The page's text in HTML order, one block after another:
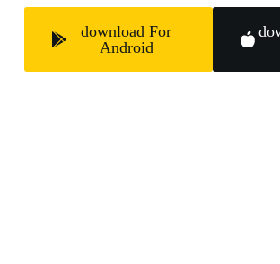
download For
Android